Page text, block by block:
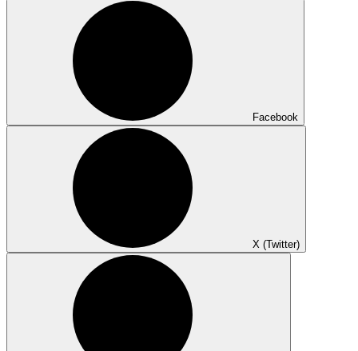
Facebook
X (Twitter)